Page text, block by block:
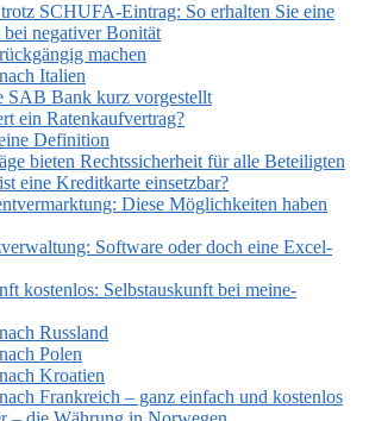
SCHUFA-Eintrag: So erhalten Sie eine
bei negativer Bonität
machen
Italien
SAB Bank kurz vorgestellt
ein Ratenkaufvertrag?
Definition
bieten Rechtssicherheit für alle Beteiligten
eine Kreditkarte einsetzbar?
Diese Möglichkeiten haben
Software oder doch eine Excel-
kostenlos: Selbstauskunft bei meine-
Russland
Polen
Kroatien
Frankreich – ganz einfach und kostenlos